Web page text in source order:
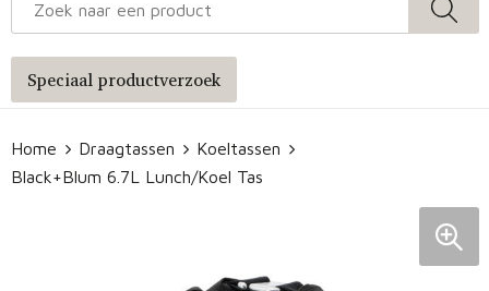
Lampen en Gereedschap
Snoepgoed
Blazers
Jassen
Reistassen
Autotassen
Speciaal productverzoek
Home Draagtassen
Koeltassen
Black+Blum 6.7L Lunch/Koel Tas